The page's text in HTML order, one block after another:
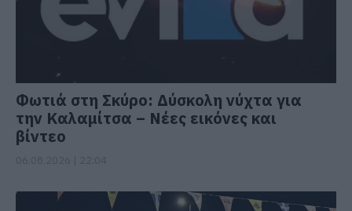
Φωτιά στη Σκύρο: Δύσκολη νύχτα για
την Καλαμίτσα – Νέες εικόνες και
βίντεο